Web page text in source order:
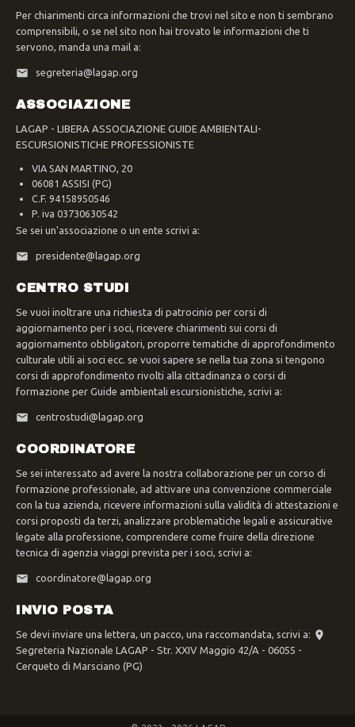
Per chiarimenti circa informazioni che trovi nel sito e non ti sembrano
comprensibili, o se nel sito non hai trovato le informazioni che ti
servono, manda una mail a:
segreteria@lagap.org
ASSOCIAZIONE
LAGAP - LIBERA ASSOCIAZIONE GUIDE AMBIENTALI-
ESCURSIONISTICHE PROFESSIONISTE
VIA SAN MARTINO, 20
06081 ASSISI (PG)
C.F. 94158950546
P. iva 03730630542
Se sei un'associazione o un ente scrivi a:
presidente@lagap.org
CENTRO STUDI
Se vuoi inoltrare una richiesta di patrocinio per corsi di
aggiornamento per i soci, ricevere chiarimenti sui corsi di
aggiornamento obbligatori, proporre tematiche di approfondimento
culturale utili ai soci ecc. se vuoi sapere se nella tua zona si tengono
corsi di approfondimento rivolti alla cittadinanza o corsi di
formazione per Guide ambientali escursionistiche, scrivi a:
centrostudi@lagap.org
COORDINATORE
Se sei interessato ad avere la nostra collaborazione per un corso di
formazione professionale, ad attivare una convenzione commerciale
con la tua azienda, ricevere informazioni sulla validità di attestazioni e
corsi proposti da terzi, analizzare problematiche legali e assicurative
legate alla professione, comprendere come fruire della direzione
tecnica di agenzia viaggi prevista per i soci, scrivi a:
coordinatore@lagap.org
INVIO POSTA
Se devi inviare una lettera, un pacco, una raccomandata, scrivi a:
Segreteria Nazionale LAGAP - Str. XXIV Maggio 42/A - 06055 -
Cerqueto di Marsciano (PG)